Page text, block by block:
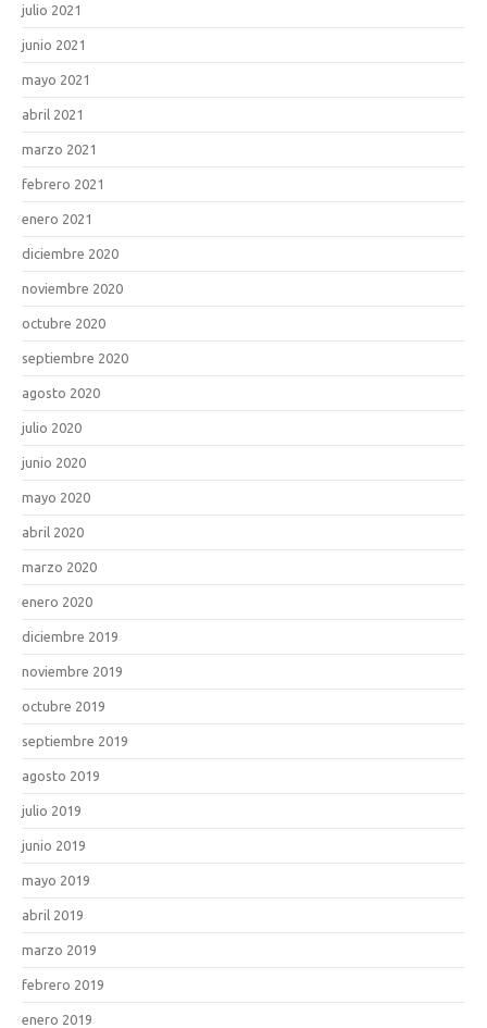
julio 2021
junio 2021
mayo 2021
abril 2021
marzo 2021
febrero 2021
enero 2021
diciembre 2020
noviembre 2020
octubre 2020
septiembre 2020
agosto 2020
julio 2020
junio 2020
mayo 2020
abril 2020
marzo 2020
enero 2020
diciembre 2019
noviembre 2019
octubre 2019
septiembre 2019
agosto 2019
julio 2019
junio 2019
mayo 2019
abril 2019
marzo 2019
febrero 2019
enero 2019